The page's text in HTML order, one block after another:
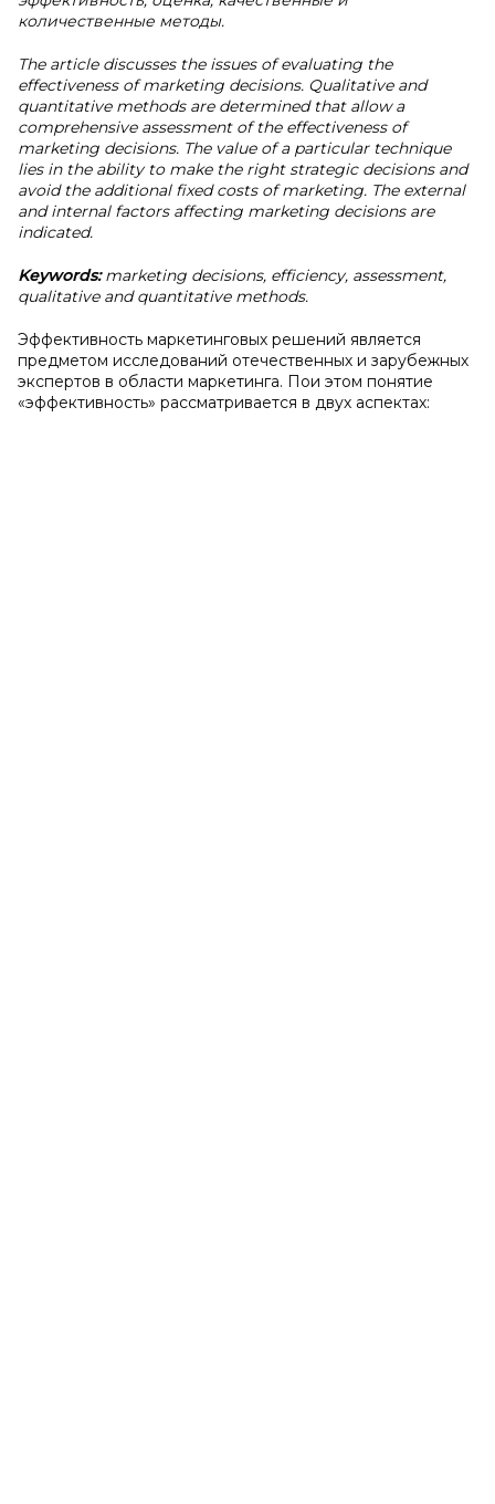
количественные методы.
The article discusses the issues of evaluating the
effectiveness of marketing decisions. Qualitative and
quantitative methods are determined that allow a
comprehensive assessment of the effectiveness of
marketing decisions. The value of a particular technique
lies in the ability to make the right strategic decisions and
avoid the additional fixed costs of marketing. The external
and internal factors affecting marketing decisions are
indicated.
Keywords:marketing decisions, efficiency, assessment,
qualitative and quantitative methods.
Эффективность маркетинговых решений является
предметом исследований отечественных и зарубежных
экспертов в области маркетинга. Пои этом понятие
«эффективность» рассматривается в двух аспектах: